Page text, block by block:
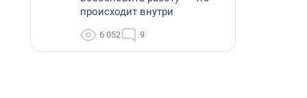
происходит внутри
6 052 9